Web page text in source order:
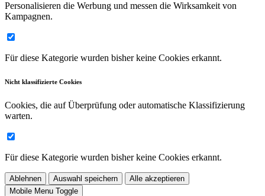
Personalisieren die Werbung und messen die Wirksamkeit von
Kampagnen.
Für diese Kategorie wurden bisher keine Cookies erkannt.
Nicht klassifizierte Cookies
Cookies, die auf Überprüfung oder automatische Klassifizierung
warten.
Für diese Kategorie wurden bisher keine Cookies erkannt.
Ablehnen Auswahl speichern
Alle akzeptieren
Mobile Menu Toggle